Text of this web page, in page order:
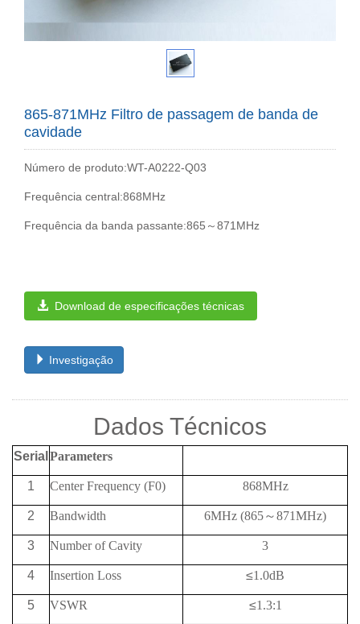
865-871MHz Filtro de passagem de banda de
cavidade
Número de produto:WT-A0222-Q03
Frequência central:868MHz
Frequência da banda passante:865～871MHz
Download de especificações técnicas
Investigação
Dados Técnicos
Serial Parameters
1 Center Frequency (F0) 868MHz
2 Bandwidth 6MHz (865～871MHz)
3 Number of Cavity 3
4 Insertion Loss ≤1.0dB
5 VSWR ≤1.3:1